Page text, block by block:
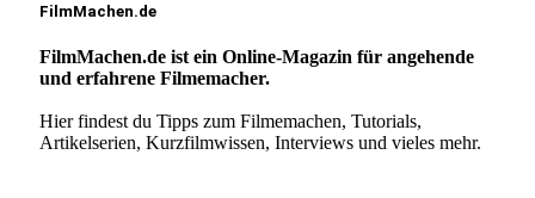
FilmMachen.de
FilmMachen.de ist ein Online-Magazin für angehende
und erfahrene Filmemacher.
Hier findest du Tipps zum Filmemachen, Tutorials,
Artikelserien, Kurzfilmwissen, Interviews und vieles mehr.